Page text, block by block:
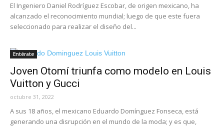
El Ingeniero Daniel Rodríguez Escobar, de origen mexicano, ha
alcanzado el reconocimiento mundial; luego de que este fuera
seleccionado para realizar el diseño del...
Entérate
Joven Otomí triunfa como modelo en Louis
Vuitton y Gucci
octubre 31, 2022
A sus 18 años, el mexicano Eduardo Domínguez Fonseca, está
generando una disrupción en el mundo de la moda; y es que,